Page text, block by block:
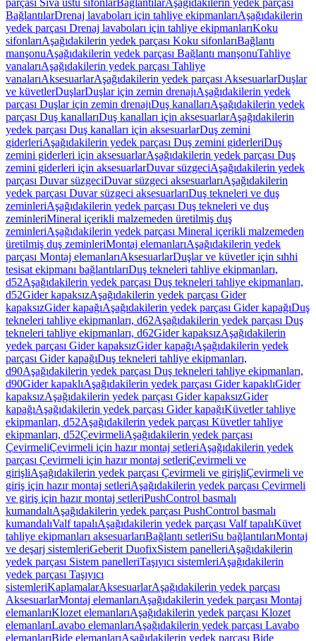
parçası Sıva üstü sifonlarBağlantılarAşağıdakilerin yedek parçası
BağlantılarDrenaj lavaboları için tahliye ekipmanlarıAşağıdakilerin
yedek parçası Drenaj lavaboları için tahliye ekipmanlarıKoku
sifonlarıAşağıdakilerin yedek parçası Koku sifonlarıBağlantı
manşonuAşağıdakilerin yedek parçası Bağlantı manşonuTahliye
vanalarıAşağıdakilerin yedek parçası Tahliye
vanalarıAksesuarlarAşağıdakilerin yedek parçası AksesuarlarDuşlar
ve küvetlerDuşlarDuşlar için zemin drenajıAşağıdakilerin yedek
parçası Duşlar için zemin drenajıDuş kanallarıAşağıdakilerin yedek
parçası Duş kanallarıDuş kanalları için aksesuarlarAşağıdakilerin
yedek parçası Duş kanalları için aksesuarlarDuş zemini
giderleriAşağıdakilerin yedek parçası Duş zemini giderleriDuş
zemini giderleri için aksesuarlarAşağıdakilerin yedek parçası Duş
zemini giderleri için aksesuarlarDuvar süzgeciAşağıdakilerin yedek
parçası Duvar süzgeciDuvar süzgeci aksesuarlarıAşağıdakilerin
yedek parçası Duvar süzgeci aksesuarlarıDuş tekneleri ve duş
zeminleriAşağıdakilerin yedek parçası Duş tekneleri ve duş
zeminleriMineral içerikli malzemeden üretilmiş duş
zeminleriAşağıdakilerin yedek parçası Mineral içerikli malzemeden
üretilmiş duş zeminleriMontaj elemanlarıAşağıdakilerin yedek
parçası Montaj elemanlarıAksesuarlarDuşlar ve küvetler için sıhhi
tesisat ekipmanı bağlantılarıDuş tekneleri tahliye ekipmanları,
d52Aşağıdakilerin yedek parçası Duş tekneleri tahliye ekipmanları,
d52Gider kapaksızAşağıdakilerin yedek parçası Gider
kapaksızGider kapağıAşağıdakilerin yedek parçası Gider kapağıDuş
tekneleri tahliye ekipmanları, d62Aşağıdakilerin yedek parçası Duş
tekneleri tahliye ekipmanları, d62Gider kapaksızAşağıdakilerin
yedek parçası Gider kapaksızGider kapağıAşağıdakilerin yedek
parçası Gider kapağıDuş tekneleri tahliye ekipmanları,
d90Aşağıdakilerin yedek parçası Duş tekneleri tahliye ekipmanları,
d90Gider kapaklıAşağıdakilerin yedek parçası Gider kapaklıGider
kapaksızAşağıdakilerin yedek parçası Gider kapaksızGider
kapağıAşağıdakilerin yedek parçası Gider kapağıKüvetler tahliye
ekipmanları, d52Aşağıdakilerin yedek parçası Küvetler tahliye
ekipmanları, d52ÇevirmeliAşağıdakilerin yedek parçası
ÇevirmeliÇevirmeli için hazır montaj setleriAşağıdakilerin yedek
parçası Çevirmeli için hazır montaj setleriÇevirmeli ve
girişliAşağıdakilerin yedek parçası Çevirmeli ve girişliÇevirmeli ve
giriş için hazır montaj setleriAşağıdakilerin yedek parçası Çevirmeli
ve giriş için hazır montaj setleriPushControl basmalı
kumandalıAşağıdakilerin yedek parçası PushControl basmalı
kumandalıValf tapalıAşağıdakilerin yedek parçası Valf tapalıKüvet
tahliye ekipmanları aksesuarlarıBağlantı setleriSu bağlantılarıMontaj
ve deşarj sistemleriGeberit DuofixSistem panelleriAşağıdakilerin
yedek parçası Sistem panelleriTaşıyıcı sistemleriAşağıdakilerin
yedek parçası Taşıyıcı
sistemleriKaplamalarAksesuarlarAşağıdakilerin yedek parçası
AksesuarlarMontaj elemanlarıAşağıdakilerin yedek parçası Montaj
elemanlarıKlozet elemanlarıAşağıdakilerin yedek parçası Klozet
elemanlarıLavabo elemanlarıAşağıdakilerin yedek parçası Lavabo
elemanlarıBide elemanlarıAşağıdakilerin yedek parçası Bide